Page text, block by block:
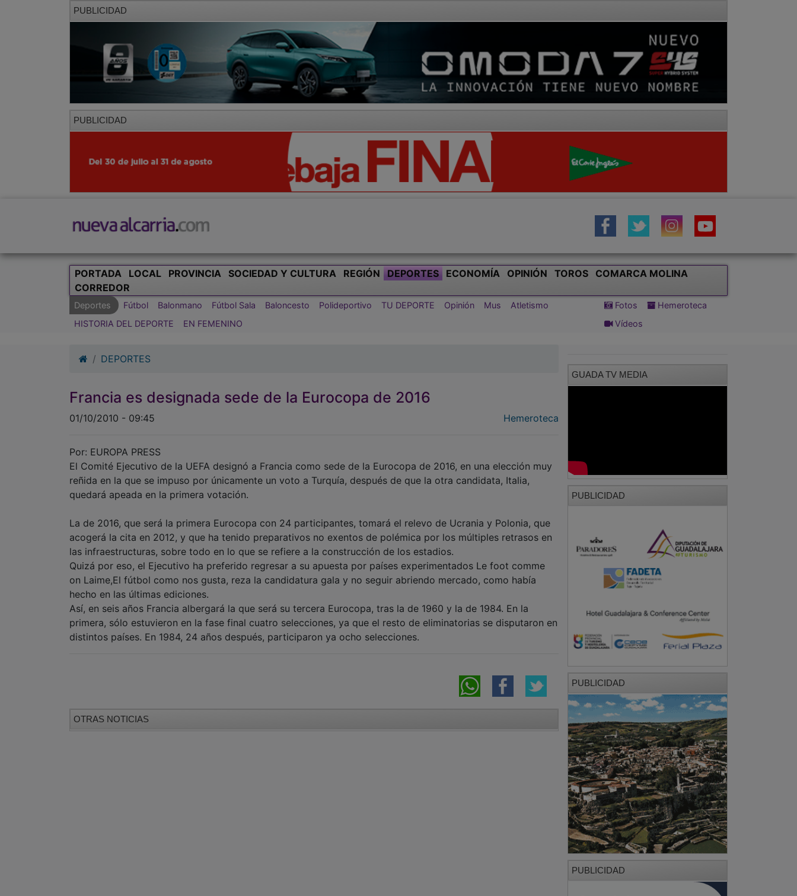
PUBLICIDAD
PUBLICIDAD
PORTADA LOCAL PROVINCIA SOCIEDAD Y CULTURA REGIÓN DEPORTES ECONOMÍA OPINIÓN TOROS
COMARCA MOLINA
CORREDOR
Deportes Fútbol Balonmano Fútbol Sala Baloncesto Polideportivo TU DEPORTE Opinión Mus
Atletismo
HISTORIA DEL DEPORTE
EN FEMENINO
Fotos
Hemeroteca
Vídeos
DEPORTES
Francia es designada sede de la Eurocopa de 2016
01/10/2010 - 09:45 Hemeroteca
Por: EUROPA PRESS
El Comité Ejecutivo de la UEFA designó a Francia como sede de la Eurocopa de 2016, en una elección muy
reñida en la que se impuso por únicamente un voto a Turquía, después de que la otra candidata, Italia,
quedará apeada en la primera votación.
La de 2016, que será la primera Eurocopa con 24 participantes, tomará el relevo de Ucrania y Polonia, que
acogerá la cita en 2012, y que ha tenido preparativos no exentos de polémica por los múltiples retrasos en
las infraestructuras, sobre todo en lo que se refiere a la construcción de los estadios.
Quizá por eso, el Ejecutivo ha preferido regresar a su apuesta por países experimentados Le foot comme
on Laime,El fútbol como nos gusta, reza la candidatura gala y no seguir abriendo mercado, como había
hecho en las últimas ediciones.
Así, en seis años Francia albergará la que será su tercera Eurocopa, tras la de 1960 y la de 1984. En la
primera, sólo estuvieron en la fase final cuatro selecciones, ya que el resto de eliminatorias se disputaron en
distintos países. En 1984, 24 años después, participaron ya ocho selecciones.
OTRAS NOTICIAS
GUADA TV MEDIA
PUBLICIDAD
PUBLICIDAD
PUBLICIDAD